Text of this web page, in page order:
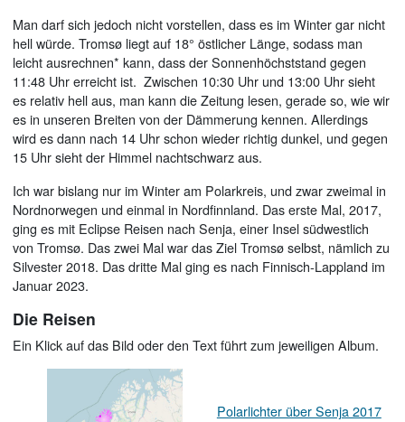
Man darf sich jedoch nicht vorstellen, dass es im Winter gar nicht
hell würde. Tromsø liegt auf 18° östlicher Länge, sodass man
leicht ausrechnen* kann, dass der Sonnenhöchststand gegen
11:48 Uhr erreicht ist. Zwischen 10:30 Uhr und 13:00 Uhr sieht
es relativ hell aus, man kann die Zeitung lesen, gerade so, wie wir
es in unseren Breiten von der Dämmerung kennen. Allerdings
wird es dann nach 14 Uhr schon wieder richtig dunkel, und gegen
15 Uhr sieht der Himmel nachtschwarz aus.
Ich war bislang nur im Winter am Polarkreis, und zwar zweimal in
Nordnorwegen und einmal in Nordfinnland. Das erste Mal, 2017,
ging es mit Eclipse Reisen nach Senja, einer Insel südwestlich
von Tromsø. Das zwei Mal war das Ziel Tromsø selbst, nämlich zu
Silvester 2018. Das dritte Mal ging es nach Finnisch-Lappland im
Januar 2023.
Die Reisen
Ein Klick auf das Bild oder den Text führt zum jeweiligen Album.
Polarlichter über Senja 2017